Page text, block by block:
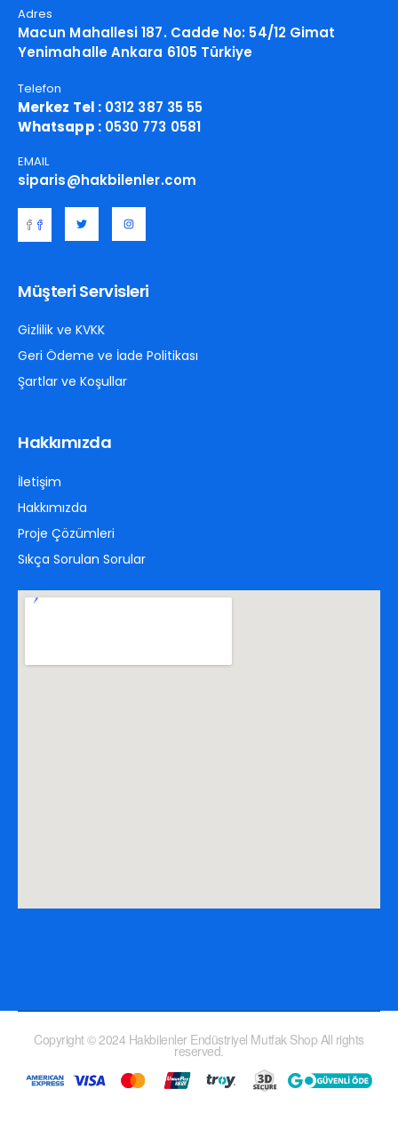
Adres
Macun Mahallesi 187. Cadde No: 54/12 Gimat
Yenimahalle Ankara 6105 Türkiye
Telefon
Merkez Tel :0312 387 35 55
Whatsapp :0530 773 0581
EMAIL
siparis@hakbilenler.com
Müşteri Servisleri
Gizlilik ve KVKK
Geri Ödeme ve İade Politikası
Şartlar ve Koşullar
Hakkımızda
İletişim
Hakkımızda
Proje Çözümleri
Sıkça Sorulan Sorular
Copyright © 2024 Hakbilenler Endüstriyel Mutfak Shop All rights
reserved.